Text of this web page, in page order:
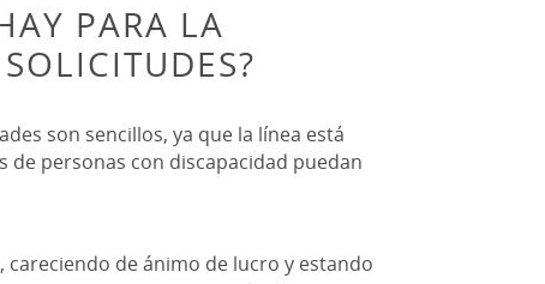
PARA LA
son sencillos, ya que la línea está
de personas con discapacidad puedan
careciendo de ánimo de lucro y estando